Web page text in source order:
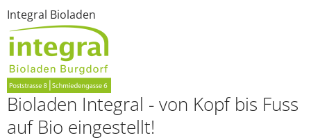
Integral Bioladen
Bioladen Integral - von Kopf bis Fuss
auf Bio eingestellt!